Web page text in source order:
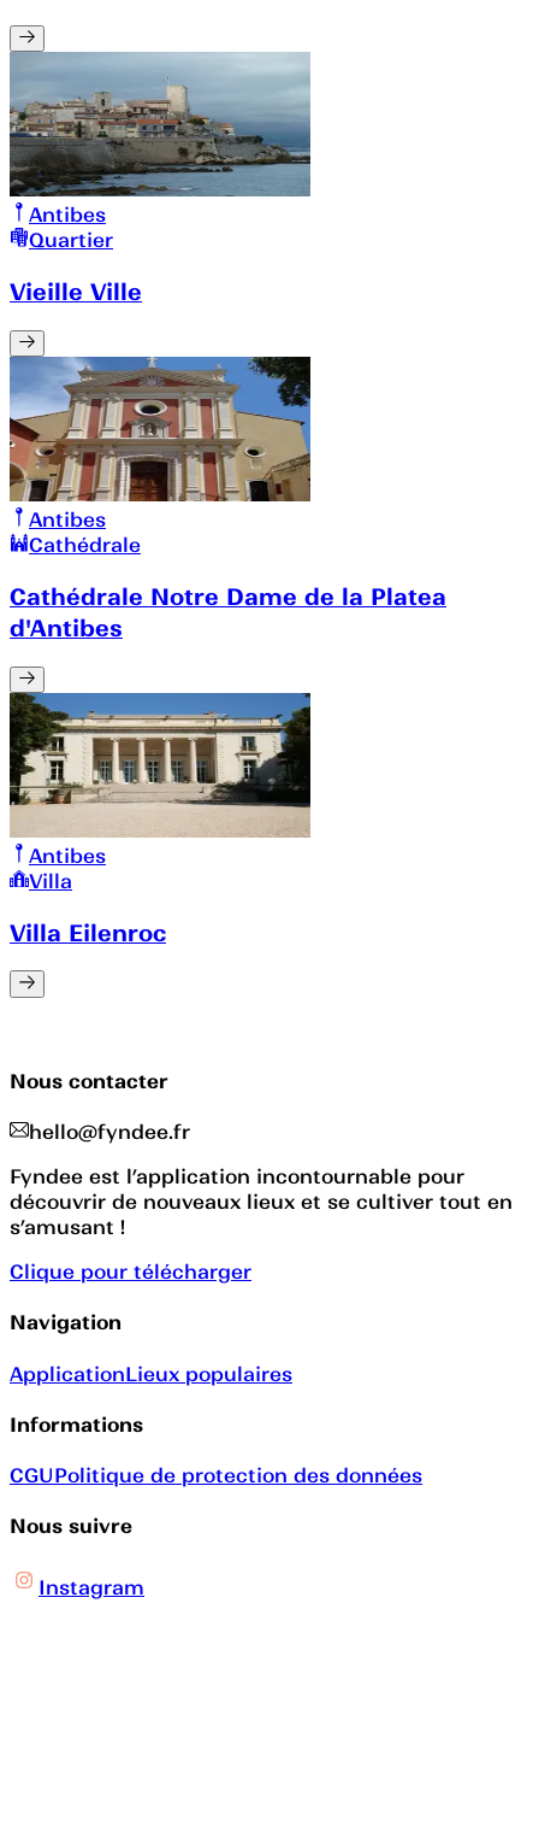
Antibes
Quartier
Vieille Ville
Antibes
Cathédrale
Cathédrale Notre Dame de la Platea
d'Antibes
Antibes
Villa
Villa Eilenroc
Nous contacter
hello@fyndee.fr
Fyndee est l’application incontournable pour
découvrir de nouveaux lieux et se cultiver tout en
s’amusant !
Clique pour télécharger
Navigation
ApplicationLieux populaires
Informations
CGUPolitique de protection des données
Nous suivre
Instagram